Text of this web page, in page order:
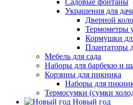
Садовые фонтаны
Украшения для
Дверной
Термометры
Кормушки
Плантаторы
Мебель для сада
Наборы для барбекю и
Корзины для пикника
Наборы для
Термосумки (сумки
Новый год